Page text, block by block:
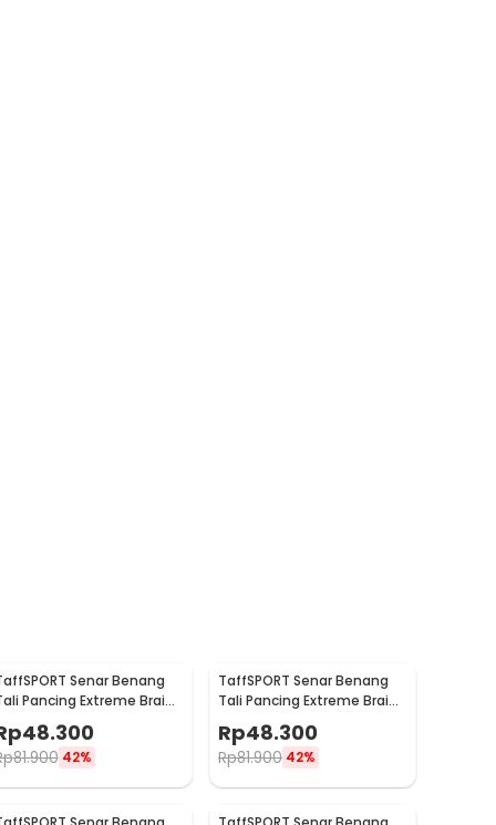
Senar Benang
Pancing Extreme Braid
5.0 500M - FM-PEL
48.300
81.900 42%
TaffSPORT Senar Benang
Tali Pancing Extreme Braid
3.0 500M - FM-PEL
Rp48.300
Rp81.900 42%